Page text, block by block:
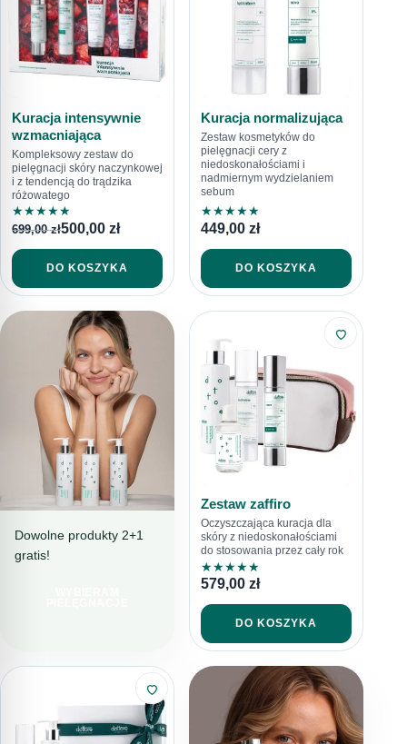
Kuracja intensywnie
wzmacniająca
Kompleksowy zestaw do
pielęgnacji skóry naczynkowej
i z tendencją do trądzika
różowatego
★★★★★
699,00zł500,00 zł
DO KOSZYKA
Kuracja normalizująca
Zestaw kosmetyków do
pielęgnacji cery z
niedoskonałościami i
nadmiernym wydzielaniem
sebum
★★★★★
449,00 zł
DO KOSZYKA
PIELĘGNACJA
Dowolne produkty 2+1
gratis!
Zestaw zaffiro
Oczyszczająca kuracja dla
skóry z niedoskonałościami
do stosowania przez cały rok
★★★★★
579,00 zł
DO KOSZYKA